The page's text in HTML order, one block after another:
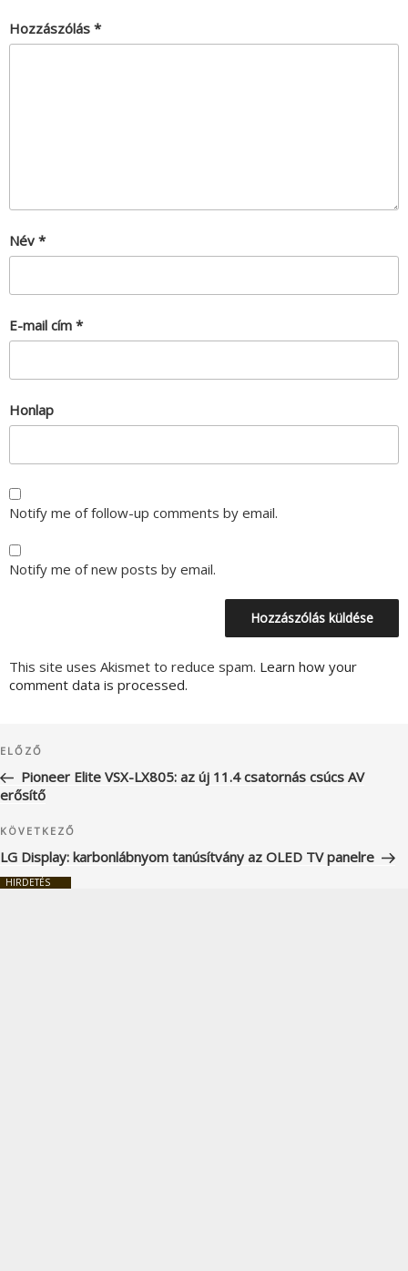
Hozzászólás *
Név *
E-mail cím *
Honlap
Notify me of follow-up comments by email.
Notify me of new posts by email.
This site uses Akismet to reduce spam. Learn how your
comment data is processed.
navigáció
Korábbi
bejegyzés
ELŐZŐ
Pioneer Elite VSX-LX805: az új 11.4 csatornás csúcs AV
erősítő
Következő
bejegyzés
KÖVETKEZŐ
LG Display: karbonlábnyom tanúsítvány az OLED TV panelre
HIRDETÉS